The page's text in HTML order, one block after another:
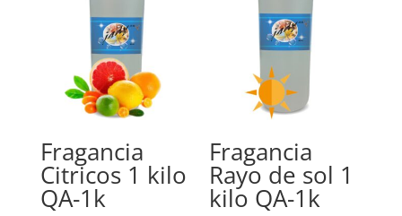
Fragancia
Citricos 1 kilo
QA-1k
Fragancia
Rayo de sol 1
kilo QA-1k